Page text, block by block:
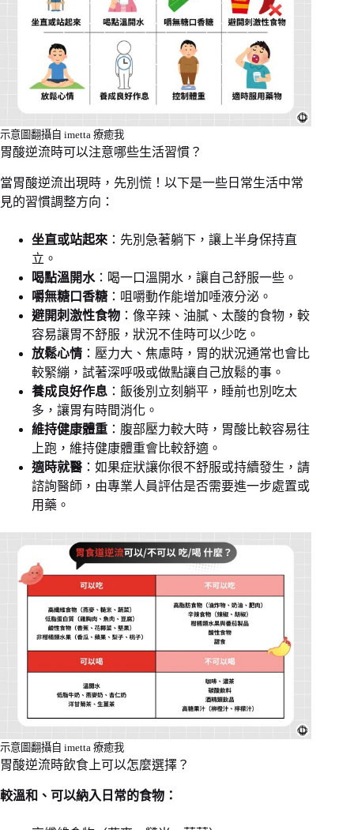
示意圖翻攝自 imetta 療癒我
胃酸逆流時可以注意哪些生活習慣？
當胃酸逆流出現時，先別慌！以下是一些日常生活中常
見的習慣調整方向：
坐直或站起來 ：先別急著躺下，讓上半身保持直
立。
喝點溫開水：喝一口溫開水，讓自己舒服一些。
嚼無糖口香糖 ：咀嚼動作能增加唾液分泌。
避開刺激性食物 ：像辛辣、油膩、太酸的食物，較
容易讓胃不舒服，狀況不佳時可以少吃。
放鬆心情 ：壓力大、焦慮時，胃的狀況通常也會比
較緊繃，試著深呼吸或做點讓自己放鬆的事。
養成良好作息 ：飯後別立刻躺平，睡前也別吃太
多，讓胃有時間消化。
維持健康體重 ：腹部壓力較大時，胃酸比較容易往
上跑，維持健康體重會比較舒適。
適時就醫 ：如果症狀讓你很不舒服或持續發生，請
諮詢醫師，由專業人員評估是否需要進一步處置或
用藥。
示意圖翻攝自 imetta 療癒我
胃酸逆流時飲食上可以怎麼選擇？
較溫和、可以納入日常的食物：